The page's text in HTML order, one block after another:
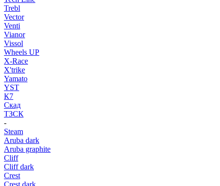
Trebl
Vector
Venti
Vianor
Vissol
Wheels UP
X-Race
X'trike
Yamato
YST
К7
Скад
ТЗСК
-
Steam
Aruba dark
Aruba graphite
Cliff
Cliff dark
Crest
Crest dark